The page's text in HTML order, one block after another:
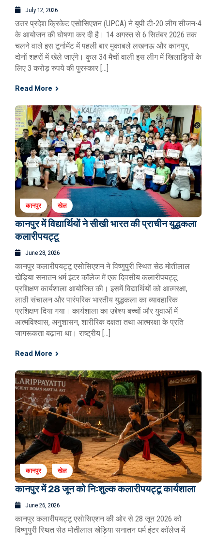
July 12, 2026
उत्तर प्रदेश क्रिकेट एसोसिएशन (UPCA) ने यूपी टी-20 लीग सीजन-4
के आयोजन की घोषणा कर दी है। 14 अगस्त से 6 सितंबर 2026 तक
चलने वाले इस टूर्नामेंट में पहली बार मुकाबले लखनऊ और कानपुर,
दोनों शहरों में खेले जाएंगे। कुल 34 मैचों वाली इस लीग में खिलाड़ियों के
लिए 3 करोड़ रुपये की पुरस्कार […]
Read More
कानपुर खेल
कानपुर में विद्यार्थियों ने सीखी भारत की प्राचीन युद्धकला
कलारीपयट्टू
June 28, 2026
कानपुर कलारीपयट्टू एसोसिएशन ने विष्णुपुरी स्थित सेठ मोतीलाल
खेड़िया सनातन धर्म इंटर कॉलेज में एक दिवसीय कलारीपयट्टू
प्रशिक्षण कार्यशाला आयोजित की। इसमें विद्यार्थियों को आत्मरक्षा,
लाठी संचालन और पारंपरिक भारतीय युद्धकला का व्यावहारिक
प्रशिक्षण दिया गया। कार्यशाला का उद्देश्य बच्चों और युवाओं में
आत्मविश्वास, अनुशासन, शारीरिक दक्षता तथा आत्मरक्षा के प्रति
जागरूकता बढ़ाना था। राष्ट्रीय […]
Read More
कानपुर खेल
कानपुर में 28 जून को निःशुल्क कलारीपयट्टू कार्यशाला
June 26, 2026
कानपुर कलारीपयट्टू एसोसिएशन की ओर से 28 जून 2026 को
विष्णुपुरी स्थित सेठ मोतीलाल खेड़िया सनातन धर्म इंटर कॉलेज में